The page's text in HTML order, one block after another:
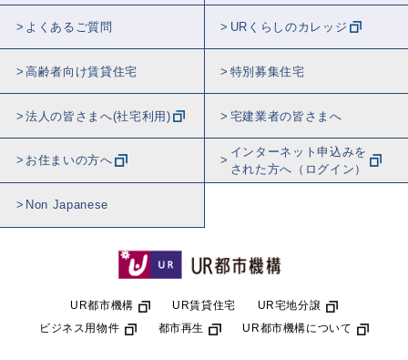
よくあるご質問 URくらしのカレッジ
高齢者向け賃貸住宅 特別募集住宅
法人の皆さまへ(社宅利用) 宅建業者の皆さまへ
お住まいの方へ
インターネット申込みを
された方へ（ログイン）
Non Japanese
UR都市機構 UR賃貸住宅
UR宅地分譲
ビジネス用物件
都市再生 UR都市機構について